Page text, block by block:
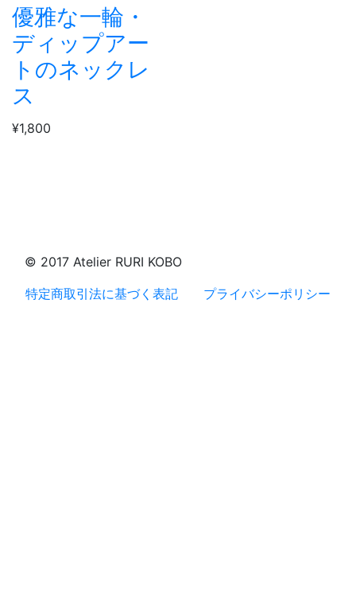
優雅な一輪・
ディップアー
トのネックレ
ス
¥1,800
© 2017 Atelier RURI KOBO
特定商取引法に基づく表記
プライバシーポリシー